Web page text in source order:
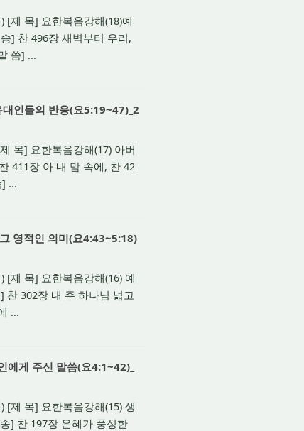
[제 목] 요한복음강해(18)예
] 찬 496장 새벽부터 우리,
씀] ...
인들의 반응(요5:19~47)_2
목] 요한복음강해(17) 아버
411장 아 내 맘 속에, 찬 42
...
영적인 의미(요4:43~5:18)
[제 목] 요한복음강해(16) 예
찬 302장 내 주 하나님 넓고
...
게 주신 말씀(요4:1~42)_
[제 목] 요한복음강해(15) 생
] 찬 197장 은혜가 풍성한